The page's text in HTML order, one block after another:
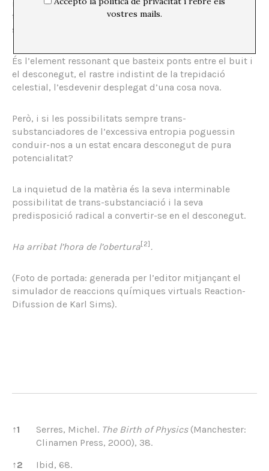
infinites, una font cinètica d’alt potencial
transformador, un vector que encara ha de trobar la
seva propulsió cap a l’infinit.
És l’element ressonant que basteix ponts entre el buit i
el desconegut, el rastre indistint de la trepidació
celestial, l’esdevenir desplegat d’una cosa nova.
Però, i si les possibilitats sempre trans-
substanciadores de l’excessiva entropia poguessin
conduir-nos a un estat encara desconegut de pura
potencialitat?
La inquietud de la matèria és la seva interminable
possibilitat de trans-substanciació i la seva
predisposició radical a convertir-se en el desconegut.
Ha arribat l’hora de l’obertura[2].
(Foto de portada: generada per l’editor mitjançant el
simulador de reaccions químiques virtuals Reaction-
Difussion de Karl Sims).
↑1 Serres, Michel. The Birth of Physics (Manchester:
Clinamen Press, 2000), 38.
↑2 Ibid, 68.
vostres mails.